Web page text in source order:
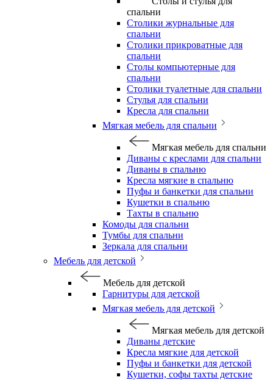
спальни
Столики журнальные для
спальни
Столики прикроватные для
спальни
Столы компьютерные для
спальни
Столики туалетные для спальни
Стулья для спальни
Кресла для спальни
Мягкая мебель для спальни
Мягкая мебель для спальни
Диваны с креслами для спальни
Диваны в спальню
Кресла мягкие в спальню
Пуфы и банкетки для спальни
Кушетки в спальню
Тахты в спальню
Комоды для спальни
Тумбы для спальни
Зеркала для спальни
Мебель для детской
Мебель для детской
Гарнитуры для детской
Мягкая мебель для детской
Мягкая мебель для детской
Диваны детские
Кресла мягкие для детской
Пуфы и банкетки для детской
Кушетки, софы тахты детские